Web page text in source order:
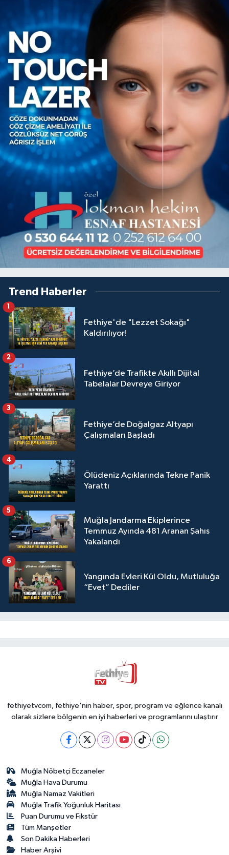
Trend Haberler
Fethiye'de "Lezzet Sokağı"
Kaldırılıyor!
Fethiye’de Trafikte Akıllı Dijital
Tabelalar Devreye Giriyor
2
Fethiye’de Doğalgaz Altyapı
Çalışmaları Başladı
3
Ölüdeniz Açıklarında Tekne Panik
Yarattı
4
Muğla Jandarma Ekiplerince
Temmuz Ayında 481 Aranan Şahıs
Yakalandı
5
Yangında Evleri Kül Oldu, Mutluluğa
“Evet” Dediler
6
fethiyetvcom, fethiye'nin haber, spor, program ve eğlence kanalı
olarak sizlere bölgenin en iyi haberleri ve programlarını ulaştırır
Muğla Nöbetçi Eczaneler
Muğla Hava Durumu
Muğla Namaz Vakitleri
Muğla Trafik Yoğunluk Haritası
Puan Durumu ve Fikstür
Tüm Manşetler
Son Dakika Haberleri
Haber Arşivi